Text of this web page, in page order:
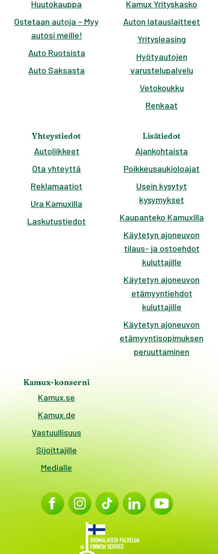
Huutokauppa
Ostetaan autoja – Myy
autosi meille!
Auto Ruotsista
Auto Saksasta
Kamux Yrityskasko
Auton latauslaitteet
Yritysleasing
Hyötyautojen
varustelupalvelu
Vetokoukku
Renkaat
Yhteystiedot
Autoliikkeet
Ota yhteyttä
Reklamaatiot
Ura Kamuxilla
Laskutustiedot
Lisätiedot
Ajankohtaista
Poikkeusaukioloajat
Usein kysytyt
kysymykset
Kaupanteko Kamuxilla
Käytetyn ajoneuvon
tilaus- ja ostoehdot
kuluttajille
Käytetyn ajoneuvon
etämyyntiehdot
kuluttajille
Käytetyn ajoneuvon
etämyyntisopimuksen
peruuttaminen
Kamux-konserni
Kamux.se
Kamux.de
Vastuullisuus
Sijoittajille
Medialle